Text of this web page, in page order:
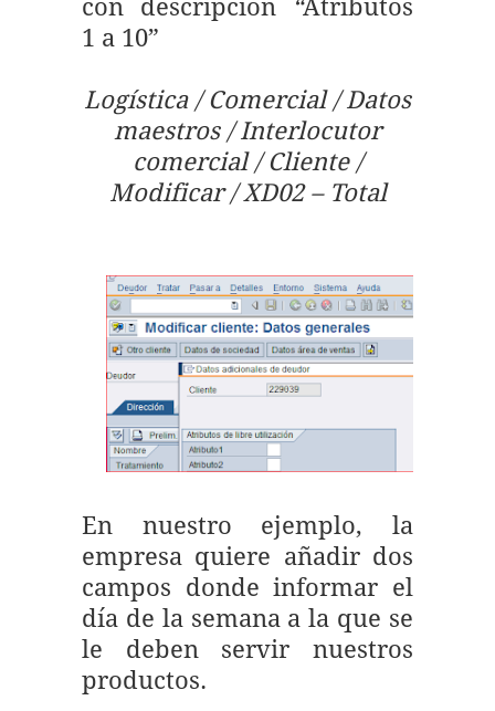
con descripción“Atributos
1 a 10”
Logística / Comercial / Datos
maestros / Interlocutor
comercial / Cliente /
Modificar / XD02 – Total
En nuestro ejemplo, la
empresa quiere añadir dos
campos donde informar el
día de la semana a la que se
le deben servir nuestros
productos.